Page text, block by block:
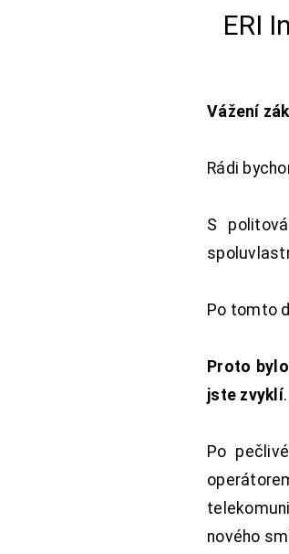
ERI
Vážení
Rádi
S
Po tomto
Proto
jste zvyklí.
Po
nového